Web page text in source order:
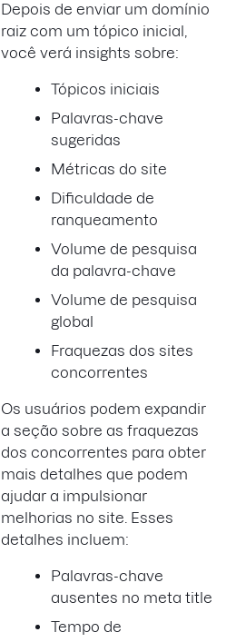
Depois de enviar um domínio
raiz com um tópico inicial,
você verá insights sobre:
Tópicos iniciais
Palavras-chave
sugeridas
Métricas do site
Dificuldade de
ranqueamento
Volume de pesquisa
da palavra-chave
Volume de pesquisa
global
Fraquezas dos sites
concorrentes
Os usuários podem expandir
a seção sobre as fraquezas
dos concorrentes para obter
mais detalhes que podem
ajudar a impulsionar
melhorias no site. Esses
detalhes incluem:
Palavras-chave
ausentes no meta title
Tempo de